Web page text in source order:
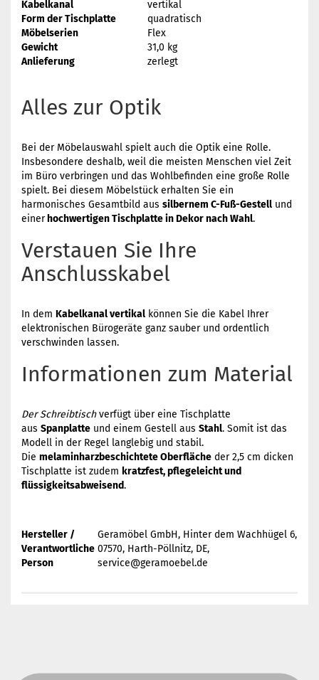
Kabelkanal
vertikal
Form der Tischplatte
quadratisch
Möbelserien
Flex
Gewicht
31,0 kg
Anlieferung
zerlegt
Alles zur Optik
Bei der Möbelauswahl spielt auch die Optik eine Rolle.
Insbesondere deshalb, weil die meisten Menschen viel Zeit
im Büro verbringen und das Wohlbefinden eine große Rolle
spielt. Bei diesem Möbelstück erhalten Sie ein
harmonisches Gesamtbild aus silbernem C-Fuß-Gestell und
einerhochwertigen Tischplatte in Dekor nach Wahl.
Verstauen Sie Ihre
Anschlusskabel
In dem Kabelkanal vertikal können Sie die Kabel Ihrer
elektronischen Bürogeräte ganz sauber und ordentlich
verschwinden lassen.
Informationen zum Material
Der Schreibtischverfügt über eine Tischplatte
aus Spanplatte und einem Gestell aus Stahl. Somit ist das
Modell in der Regel langlebig und stabil.
Die melaminharzbeschichtete Oberfläche der 2,5 cm dicken
Tischplatte ist zudem kratzfest, pflegeleicht und
flüssigkeitsabweisend.
Hersteller /
Verantwortliche
Person
Geramöbel GmbH, Hinter dem Wachhügel 6,
07570, Harth-Pöllnitz, DE,
service@geramoebel.de